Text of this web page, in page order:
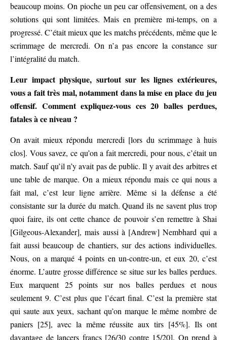
beaucoup moins. On pioche un peu car offensivement, on a des
solutions qui sont limitées. Mais en première mi-temps, on a
progressé. C’était mieux que les matchs précédents, même que le
scrimmage de mercredi. On n’a pas encore la constance sur
l’intégralité du match.
Leur impact physique, surtout sur les lignes extérieures,
vous a fait très mal, notamment dans la mise en place du jeu
offensif. Comment expliquez-vous ces 20 balles perdues,
fatales à ce niveau ?
On avait mieux répondu mercredi [lors du scrimmage à huis
clos]. Vous savez, ce qu’on a fait mercredi, pour nous, c’était un
match. Sauf qu’il n’y avait pas de public. Il y avait des arbitres et
une table de marque. On a mieux répondu mais ce qui nous a
fait mal, c’est leur ligne arrière. Même si la défense a été
consistante sur la durée du match. Quand ils ne savent plus trop
quoi faire, ils ont cette chance de pouvoir s’en remettre à Shai
[Gilgeous-Alexander], mais aussi à [Andrew] Nembhard qui a
fait aussi beaucoup de chantiers, sur des actions individuelles.
Nous, on a marqué 4 points en un-contre-un, et eux 20, c’est
énorme. L’autre grosse différence se situe sur les balles perdues.
Eux marquent 25 points sur nos balles perdues et nous
seulement 9. C’est plus que l’écart final. C’est la première stat
qui saute aux yeux, sachant qu’on marque le même nombre de
paniers [25], avec la même réussite aux tirs [45%]. Ils ont
davantage de lancers francs [26/30 contre 15/20]. On prend à